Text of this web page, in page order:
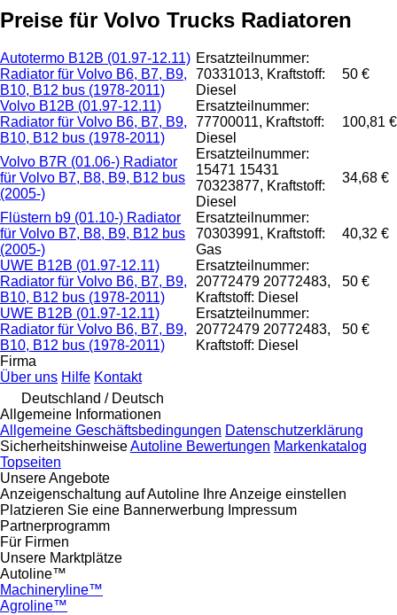
Preise für Volvo Trucks Radiatoren
Autotermo B12B (01.97-12.11)
Radiator für Volvo B6, B7, B9,
B10, B12 bus (1978-2011)
Ersatzteilnummer:
70331013, Kraftstoff:
Diesel
50 €
Volvo B12B (01.97-12.11)
Radiator für Volvo B6, B7, B9,
B10, B12 bus (1978-2011)
Ersatzteilnummer:
77700011, Kraftstoff:
Diesel
100,81 €
Volvo B7R (01.06-) Radiator
für Volvo B7, B8, B9, B12 bus
(2005-)
Ersatzteilnummer:
15471 15431
70323877, Kraftstoff:
Diesel
34,68 €
Flüstern b9 (01.10-) Radiator
für Volvo B7, B8, B9, B12 bus
(2005-)
Ersatzteilnummer:
70303991, Kraftstoff:
Gas
40,32 €
UWE B12B (01.97-12.11)
Radiator für Volvo B6, B7, B9,
B10, B12 bus (1978-2011)
Ersatzteilnummer:
20772479 20772483,
Kraftstoff: Diesel
50 €
UWE B12B (01.97-12.11)
Radiator für Volvo B6, B7, B9,
B10, B12 bus (1978-2011)
Ersatzteilnummer:
20772479 20772483,
Kraftstoff: Diesel
50 €
Firma
Über uns Hilfe Kontakt
Deutschland / Deutsch
Allgemeine Informationen
Allgemeine Geschäftsbedingungen Datenschutzerklärung
SicherheitshinweiseAutoline Bewertungen Markenkatalog
Topseiten
Unsere Angebote
Anzeigenschaltung auf Autoline Ihre Anzeige einstellen
Platzieren Sie eine Bannerwerbung Impressum
Partnerprogramm
Für Firmen
Unsere Marktplätze
Autoline™
Machineryline™
Agroline™